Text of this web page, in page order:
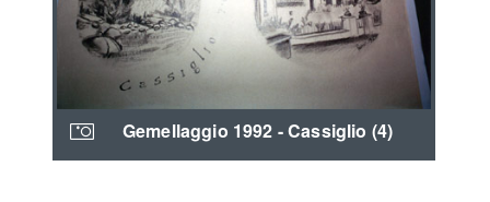
Gemellaggio 1992 - Cassiglio (4)